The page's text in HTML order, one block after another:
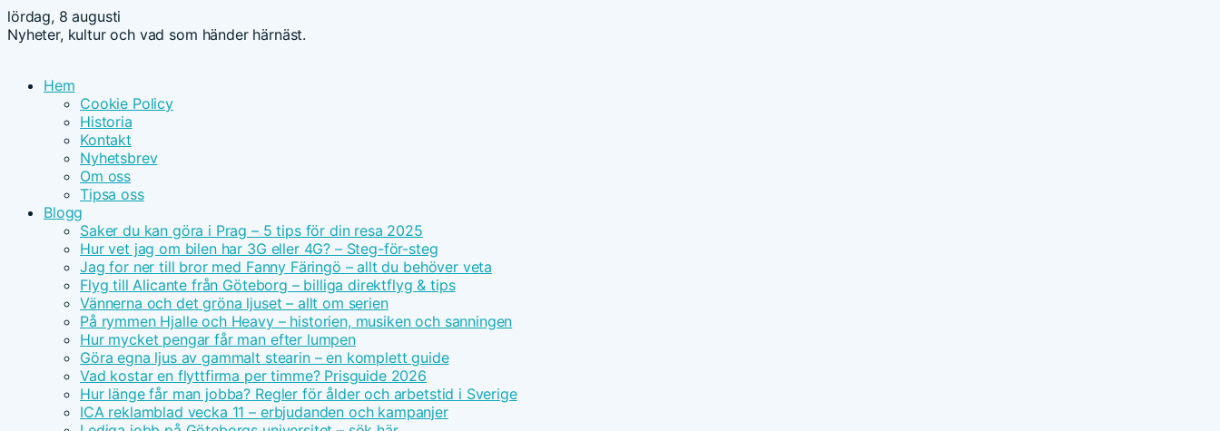
lördag, 8 augusti
Nyheter, kultur och vad som händer härnäst.
Hem
Cookie Policy
Historia
Kontakt
Nyhetsbrev
Om oss
Tipsa oss
Blogg
Saker du kan göra i Prag – 5 tips för din resa 2025
Hur vet jag om bilen har 3G eller 4G? – Steg-för-steg
Jag for ner till bror med Fanny Färingö – allt du behöver veta
Flyg till Alicante från Göteborg – billiga direktflyg & tips
Vännerna och det gröna ljuset – allt om serien
På rymmen Hjalle och Heavy – historien, musiken och sanningen
Hur mycket pengar får man efter lumpen
Göra egna ljus av gammalt stearin – en komplett guide
Vad kostar en flyttfirma per timme? Prisguide 2026
Hur länge får man jobba? Regler för ålder och arbetstid i Sverige
ICA reklamblad vecka 11 – erbjudanden och kampanjer